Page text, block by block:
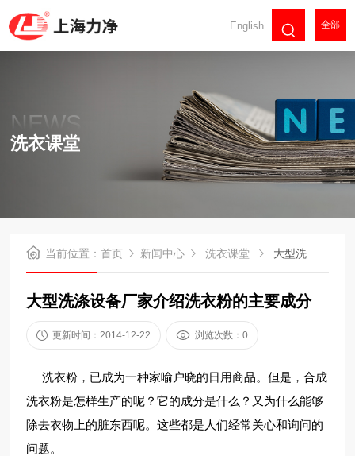
English 全部
NEWS
洗衣课堂
当前位置：首页 新闻中心 洗衣课堂 大型洗涤设备厂家介绍洗衣粉的主要成分
大型洗涤设备厂家介绍洗衣粉的主要成分
更新时间：2014-12-22 浏览次数：0
洗衣粉，已成为一种家喻户晓的日用商品。但是，合成
洗衣粉是怎样生产的呢？它的成分是什么？又为什么能够
除去衣物上的脏东西呢。这些都是人们经常关心和询问的
问题。